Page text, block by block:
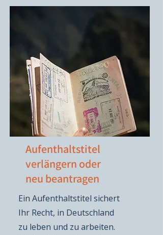
Aufenthaltstitel
verlängern oder
neu beantragen
Ein Aufenthaltstitel sichert
Ihr Recht, in Deutschland
zu leben und zu arbeiten.